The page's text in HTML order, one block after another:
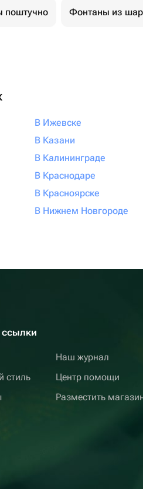
поштучно Фонтаны из
В Ижевске
В Казани
В Калининграде
В Краснодаре
В Красноярске
В Нижнем Новгороде
стиль
Наш журнал
Центр помощи
Разместить